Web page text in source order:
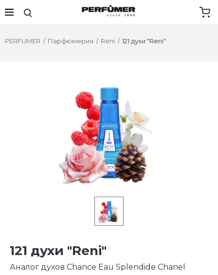
PERFUMER Парфюмерия Reni 121 духи "Reni"
121 духи "Reni"
Аналог духов Chance Eau Splendide Chanel